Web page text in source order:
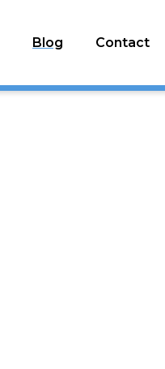
Blog Contact